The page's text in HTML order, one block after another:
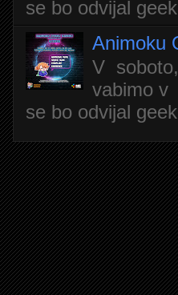
se bo odvijal
Animoku
V
vabimo v
se bo odvijal